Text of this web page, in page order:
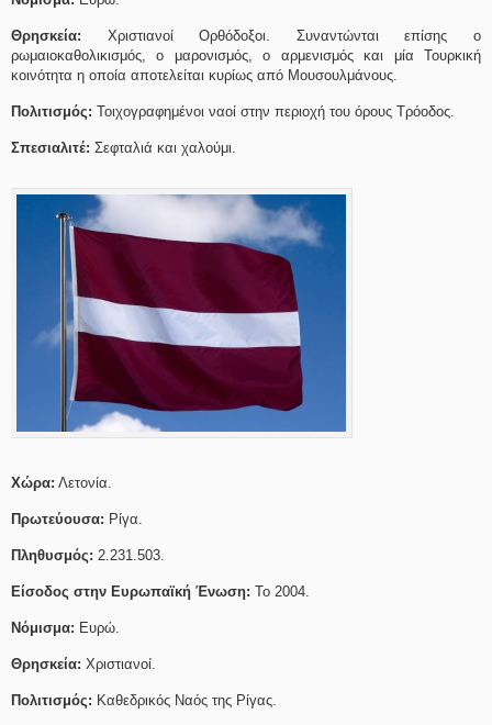
Θρησκεία: Χριστιανοί Ορθόδοξοι. Συναντώνται επίσης ο
ρωμαιοκαθολικισμός, ο μαρονισμός, ο αρμενισμός και μία Τουρκική
κοινότητα η οποία αποτελείται κυρίως από Μουσουλμάνους.
Πολιτισμός: Τοιχογραφημένοι ναοί στην περιοχή του όρους Τρόοδος.
Σπεσιαλιτέ: Σεφταλιά και χαλούμι.
Χώρα: Λετονία.
Πρωτεύουσα: Ρίγα.
Πληθυσμός: 2.231.503.
Είσοδος στην Ευρωπαϊκή Ένωση: Το 2004.
Νόμισμα: Ευρώ.
Θρησκεία: Χριστιανοί.
Πολιτισμός: Καθεδρικός Ναός της Ρίγας.